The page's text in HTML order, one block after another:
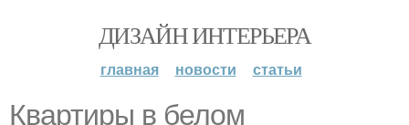
ДИЗАЙН ИНТЕРЬЕРА
главная новости статьи
Квартиры в белом